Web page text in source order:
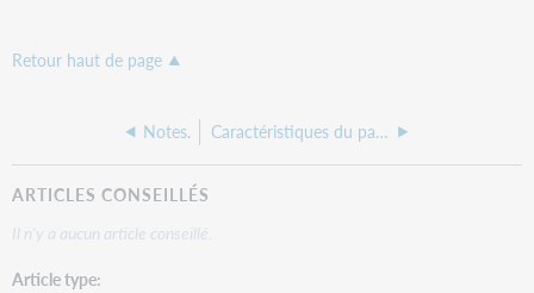
Retour haut de page
Notes. Caractéristiques du partage de ressources
ARTICLES CONSEILLÉS
Il n'y a aucun article conseillé.
Article type